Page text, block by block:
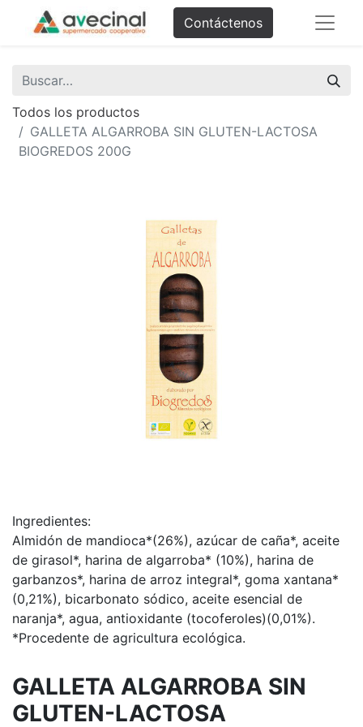
Contáctenos
Todos los productos
GALLETA ALGARROBA SIN GLUTEN-LACTOSA
BIOGREDOS 200G
Ingredientes:
Almidón de mandioca*(26%), azúcar de caña*, aceite
de girasol*, harina de algarroba* (10%), harina de
garbanzos*, harina de arroz integral*, goma xantana*
(0,21%), bicarbonato sódico, aceite esencial de
naranja*, agua, antioxidante (tocoferoles)(0,01%).
*Procedente de agricultura ecológica.
GALLETA ALGARROBA SIN
GLUTEN-LACTOSA